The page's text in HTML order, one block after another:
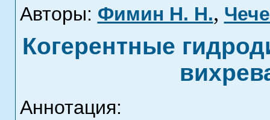
Авторы: Фимин Н. Н.,
Когерентные
Аннотация: